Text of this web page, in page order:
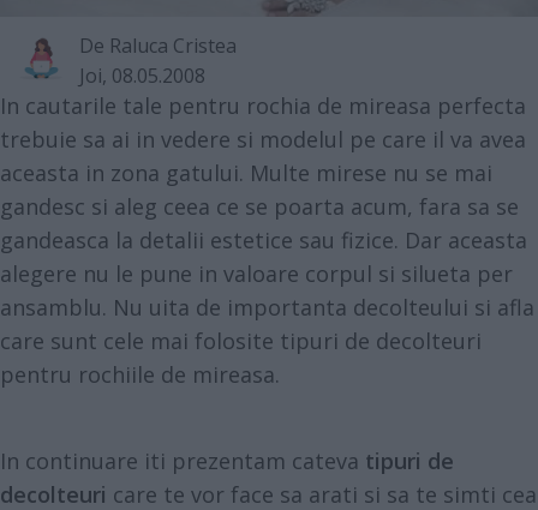
De Raluca Cristea
Joi, 08.05.2008
In cautarile tale pentru rochia de mireasa perfecta
trebuie sa ai in vedere si modelul pe care il va avea
aceasta in zona gatului. Multe mirese nu se mai
gandesc si aleg ceea ce se poarta acum, fara sa se
gandeasca la detalii estetice sau fizice. Dar aceasta
alegere nu le pune in valoare corpul si silueta per
ansamblu. Nu uita de importanta decolteului si afla
care sunt cele mai folosite tipuri de decolteuri
pentru rochiile de mireasa.
In continuare iti prezentam cateva tipuri de
decolteuri care te vor face sa arati si sa te simti cea